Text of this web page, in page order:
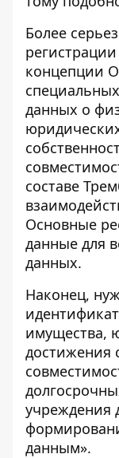
Более
концепции
данных о
составе
Основные
данные для
данных.
Наконец,
имущества,
достижения
учреждения
данным».